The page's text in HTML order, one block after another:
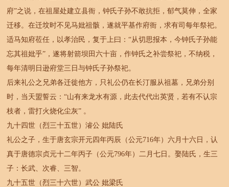
府”之说，在祖屋处建立县衙，钟氏子孙不敢抗拒，郁气莫伸，全家
迁移。在迁坟时不见马妣祖骸，遂就平基作府衙，求有司每年祭祀。
适马知府莅任，以孝治民，复于上曰：“从切思报本，今钟氏子孙能
忘其祖妣乎”，遂将射箭坝田六十亩，作钟氏之补尝祭祀，不纳税，
每年清明日逊府堂三日与钟氏子孙祭祀。
后来礼公之兄弟各迁徙他方，只礼公仍在长汀服从祖墓，兄弟分别
时，当天盟誓云：“山有来龙水有源，此去代代出英贤，若有不认宗
枝者，雷打火烧化尘灰” 。
九十四世（烈三十五世）濬公 妣陆氏
礼公之子，生于唐玄宗开元四年丙辰（公元716年）六月十六日，认
真于唐德宗贞元十二年丙子（公元796年）二月七日。娶陆氏，生三
子：长武、次睿、三智。
九十五世（烈三十六世）武公 妣梁氏